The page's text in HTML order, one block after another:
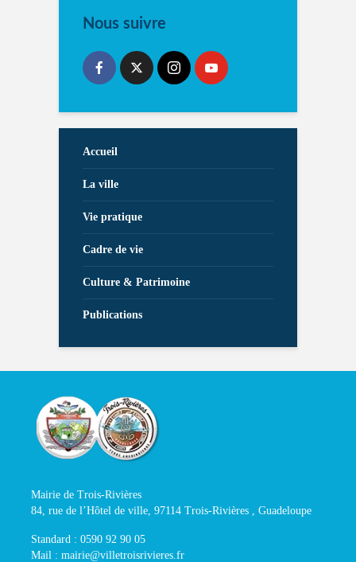
Nous suivre
Accueil
La ville
Vie pratique
Cadre de vie
Culture & Patrimoine
Publications
Mairie de Trois-Rivières
84, rue de l’Hôtel de ville, 97114 Trois-Rivières , Guadeloupe
Standard : 0590 92 90 05
Mail : mairie@villetroisrivieres.fr